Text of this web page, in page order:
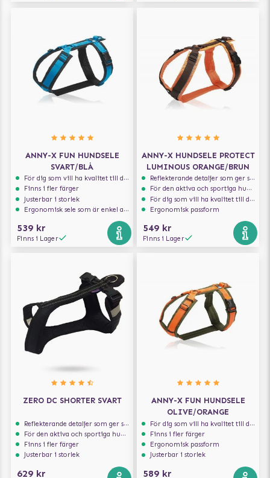
ANNY-X FUN HUNDSELE
SVART/BLÅ
För dig som vill ha kvalitet till din hund!
Finns i fler färger
Justerbar i storlek
Ergonomisk sele som är enkel att ta på och av
539 kr
Finns i Lager
ANNY-X HUNDSELE PROTECT
LUMINOUS ORANGE/BRUN
Reflekterande detaljer som ger synlighet i svagt ljus
För den aktiva och sportiga hunden
För dig som vill ha kvalitet till din hund!
Ergonomisk passform
549 kr
Finns i Lager
ZERO DC SHORTER SVART
Reflekterande detaljer som ger synlighet i svagt ljus
För den aktiva och sportiga hunden
Finns i fler färger
Justerbar i storlek
629 kr
ANNY-X FUN HUNDSELE
OLIVE/ORANGE
För dig som vill ha kvalitet till din hund!
Finns i fler färger
Ergonomisk passform
Justerbar i storlek
589 kr